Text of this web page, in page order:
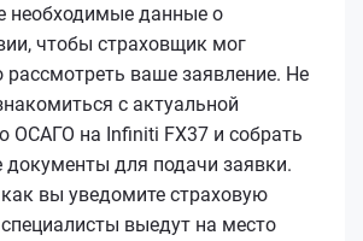
необходимые данные о
чтобы страховщик мог
рассмотреть ваше заявление. Не
с актуальной
ОСАГО на Infiniti FX37 и собрать
документы для подачи заявки.
вы уведомите страховую
выедут на место